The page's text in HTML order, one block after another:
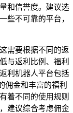
和信誉度。建议选
些不可靠的平台，
需要根据不同的返
与返利比例、福利
利机器人平台包括
佣金和丰富的福利
着不同的使用规则
建议综合考虑佣金